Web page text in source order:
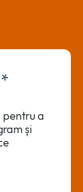
pentru a
și